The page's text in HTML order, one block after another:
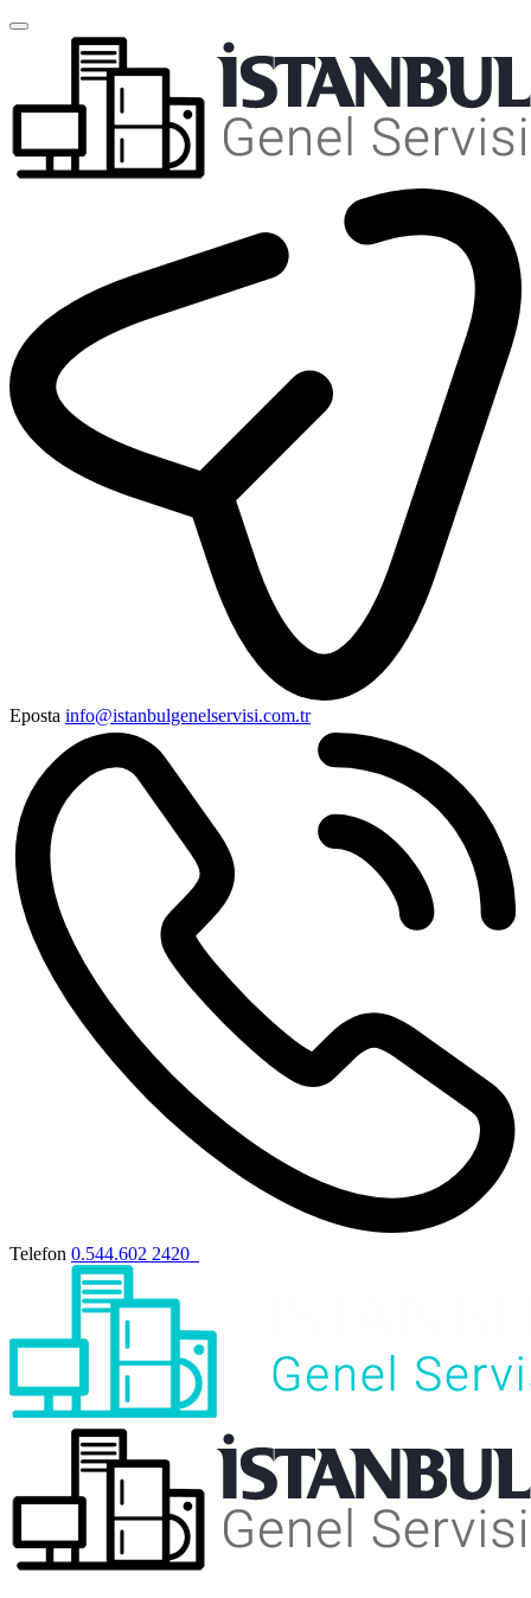
Eposta info@istanbulgenelservisi.com.tr
Telefon 0.544.602 2420